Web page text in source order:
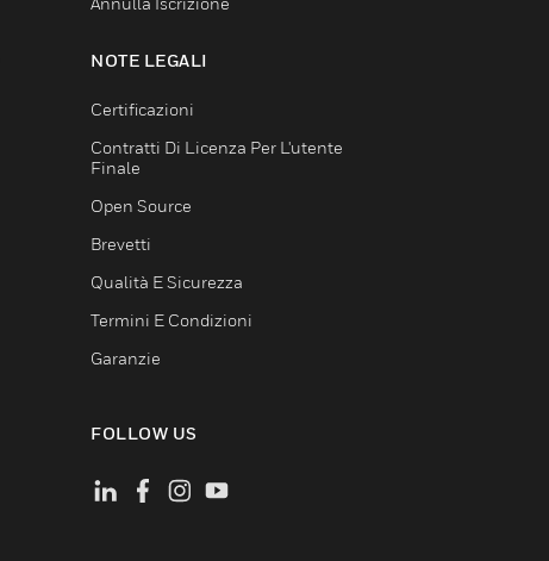
NOTE LEGALI
Certificazioni
Contratti Di Licenza Per L'utente
Finale
Open Source
Brevetti
Qualità E Sicurezza
Termini E Condizioni
Garanzie
FOLLOW US